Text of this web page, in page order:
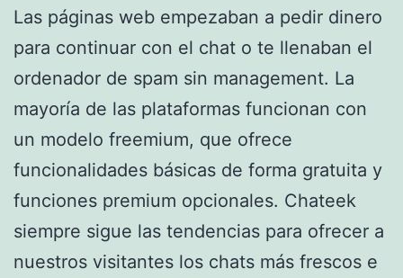
Las páginas web empezaban a pedir dinero
para continuar con el chat o te llenaban el
ordenador de spam sin management. La
mayoría de las plataformas funcionan con
un modelo freemium, que ofrece
funcionalidades básicas de forma gratuita y
funciones premium opcionales. Chateek
siempre sigue las tendencias para ofrecer a
nuestros visitantes los chats más frescos e